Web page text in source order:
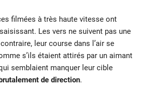
filmées à très haute vitesse ont
Les vers ne suivent pas une
leur course dans l’air se
s’ils étaient attirés par un aimant
semblaient manquer leur cible
de direction.